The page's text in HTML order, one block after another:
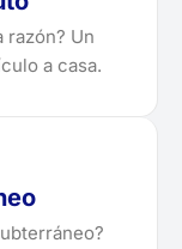
razón? Un
a casa.